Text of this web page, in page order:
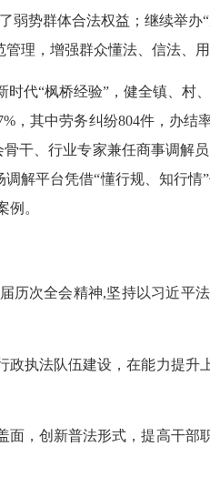
弱势群体合法权益；继续举
理，增强群众懂法、信法、用
时代“枫桥经验”，健全镇、村
%，其中劳务纠纷804件，办结
骨干、行业专家兼任商事调解
解平台凭借“懂行规、知行
例。
历次全会精神,坚持以习近平
政执法队伍建设，在能力提升
面，创新普法形式，提高干部